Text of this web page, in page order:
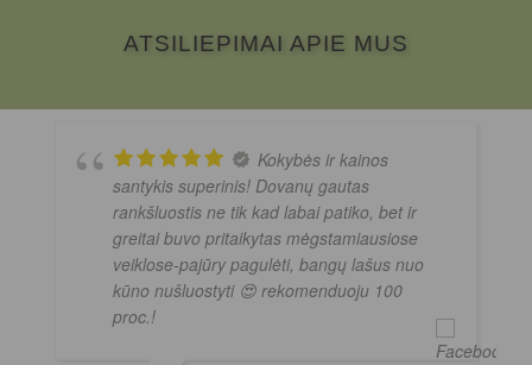
ATSILIEPIMAI APIE MUS
Kokybės ir kainos
santykis superinis! Dovanų gautas
rankšluostis ne tik kad labai patiko, bet ir
greitai buvo pritaikytas mėgstamiausiose
veiklose-pajūry pagulėti, bangų lašus nuo
kūno nušluostyti 😍 rekomenduoju 100
proc.!